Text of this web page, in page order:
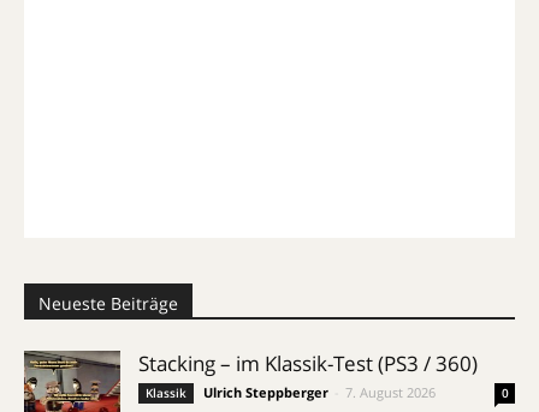
Neueste Beiträge
Stacking – im Klassik-Test (PS3 / 360)
Klassik Ulrich Steppberger 7. August 2026 0